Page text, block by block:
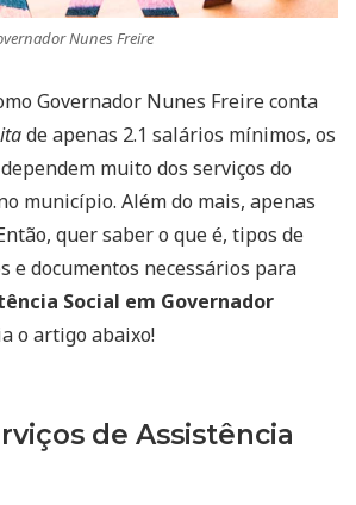
Nunes Freire
Governador Nunes Freire conta
de apenas 2.1 salários mínimos, os
muito dos serviços do
município. Além do mais, apenas
quer saber o que é, tipos de
e documentos necessários para
Social em Governador
o artigo abaixo!
de Assistência